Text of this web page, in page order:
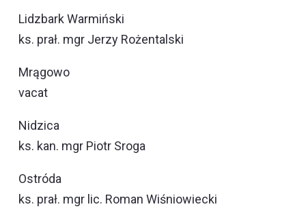
Lidzbark Warmiński
ks. prał. mgr Jerzy Rożentalski
Mrągowo
vacat
Nidzica
ks. kan. mgr Piotr Sroga
Ostróda
ks. prał. mgr lic. Roman Wiśniowiecki